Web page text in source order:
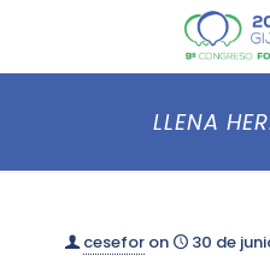
LLENA
cesefor on 30 de